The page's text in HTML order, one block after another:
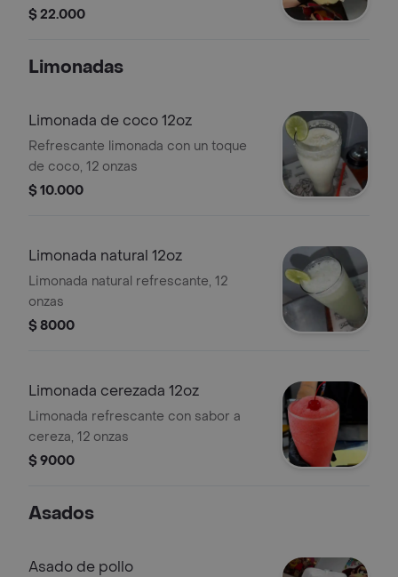
tartara y rosada.
$ 22.000
Limonadas
Limonada de coco 12oz
Refrescante limonada con un toque
de coco, 12 onzas
$ 10.000
Limonada natural 12oz
Limonada natural refrescante, 12
onzas
$ 8000
Limonada cerezada 12oz
Limonada refrescante con sabor a
cereza, 12 onzas
$ 9000
Asados
Asado de pollo